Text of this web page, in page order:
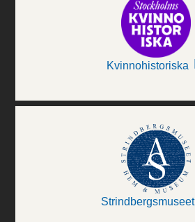
Kvinnohistoriska
Strindbergsmuseet